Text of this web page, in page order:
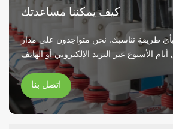
كيف يمكننا مساعدتك
بأي طريقة تناسبك. نحن متواجدون على مدار
اتصل بنا